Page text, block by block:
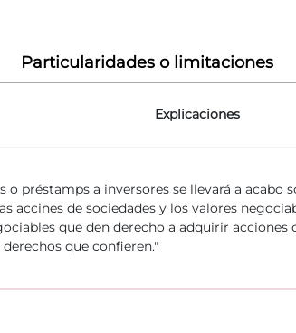
Particularidades o limitaciones
Explicaciones
o préstamps a inversores se llevará a acabo
accines de sociedades y los valores
que den derecho a adquirir acciones
que confieren."